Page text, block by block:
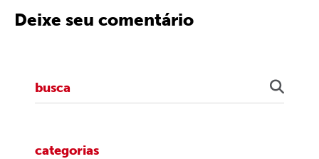
Deixe seu comentário
categorias